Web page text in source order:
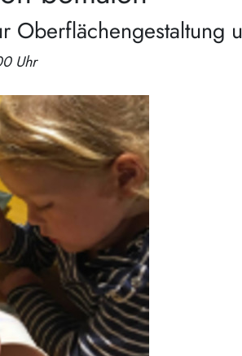
Oberflächengestaltung
Uhr